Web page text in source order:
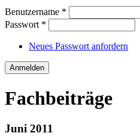
Benutzername *
Passwort *
Neues Passwort anfordern
Fachbeiträge
Juni 2011